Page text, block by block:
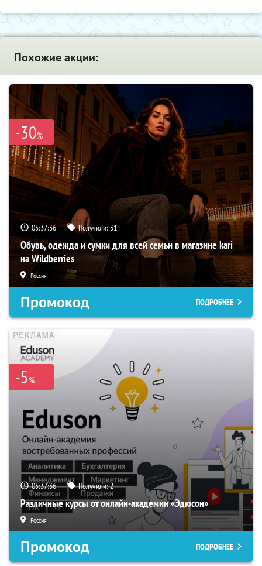
Похожие акции:
-30%
05:37:36 Получили: 31
Обувь, одежда и сумки для всей семьи в магазине kari
на Wildberries
Россия
Промокод ПОДРОБНЕЕ
-5%
05:37:36 Получили:2
Различные курсы от онлайн-академии «Эдюсон»
Россия
Промокод ПОДРОБНЕЕ